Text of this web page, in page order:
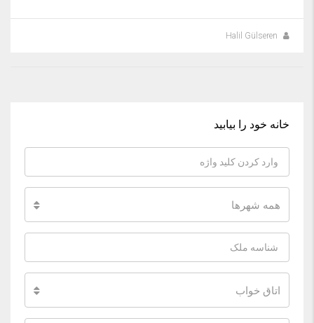
Halil Gülseren
خانه خود را بیابید
همه شهرها
اتاق خواب